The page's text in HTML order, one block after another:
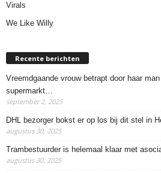
Virals
We Like Willy
Recente berichten
Vreemdgaande vrouw betrapt door haar
supermarkt…
september 2, 2025
DHL bezorger bokst er op los bij dit stel in
augustus 30, 2025
Trambestuurder is helemaal klaar met
augustus 30, 2025